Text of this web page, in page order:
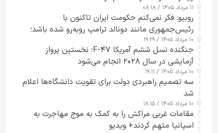
۱۱ مرداد ۱۴۰۵ / ۰۸:۱۸
روبیو: فکر نمی‌کنم حکومت ایران تاکنون با
رئیس‌جمهوری مانند دونالد ترامپ روبه‌رو شده باشد؛
کسی که واقعاً دست به اقدام می‌زند
۱۰ مرداد ۱۴۰۵ / ۱۹:۲۹
جنگنده نسل ششم آمریکا F-۴۷؛ نخستین پرواز
آزمایشی در سال ۲۰۲۸ انجام می‌شود
۱۰ مرداد ۱۴۰۵ / ۱۹:۱۱
سه تصمیم راهبردی دولت برای تقویت دانشگاه‌ها اعلام
شد
۱۰ مرداد ۱۴۰۵ / ۱۸:۱۵
مقامات غربی مراکش را به کمک به موج مهاجرت به
اسپانیا متهم کردند+ ویدیو